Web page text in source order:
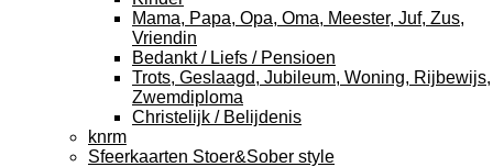
Mama, Papa, Opa, Oma, Meester, Juf, Zus,
Vriendin
Bedankt / Liefs / Pensioen
Trots, Geslaagd, Jubileum, Woning, Rijbewijs,
Zwemdiploma
Christelijk / Belijdenis
knrm
Sfeerkaarten Stoer&Sober style